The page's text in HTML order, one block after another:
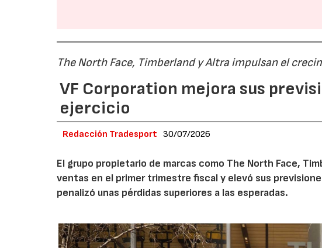
The North Face, Timberland y Altra impulsan el
VF Corporation mejora sus
ejercicio
Redacción Tradesport 30/07/2026
El grupo propietario de marcas como The North Face,
ventas en el primer trimestre fiscal y elevó sus
penalizó unas pérdidas superiores a las esperadas.